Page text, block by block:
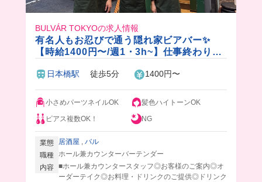
BULVÁR TOKYOの求人情報
有名人もお忍びで通う隠れ家ビアバー✨
【時給1400円〜/週1・3h~】仕事終わりの
も楽しく！
日本橋駅 徒歩5分 1400円〜
小さめパーツネイルOK
髪色ハイトーンOK
ピアス複数OK！
NG
業態 居酒屋 , バル
職種 ホール兼カウンターバーテンダー
内容 ■ホール兼カウンタースタッフ◎お客様のご案内◎オ
ーダーテイク◎お料理・ドリンクのご提供◎ドリンク